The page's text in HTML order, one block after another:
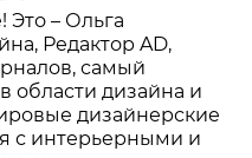
Это – Ольга
Редактор AD,
самый
области дизайна и
дизайнерские
с интерьерными и